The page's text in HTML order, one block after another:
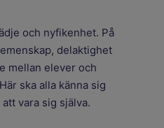
och nyfikenhet. På
delaktighet
mellan elever och
ska alla känna sig
vara sig själva.